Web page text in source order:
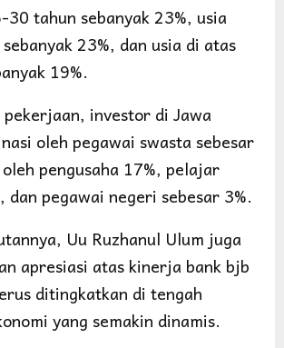
30 tahun sebanyak 23%, usia
23%, dan usia di atas
19%.
investor di Jawa
oleh pegawai swasta sebesar
pengusaha 17%, pelajar
dan pegawai negeri sebesar 3%.
Uu Ruzhanul Ulum juga
apresiasi atas kinerja bank bjb
ditingkatkan di tengah
yang semakin dinamis.